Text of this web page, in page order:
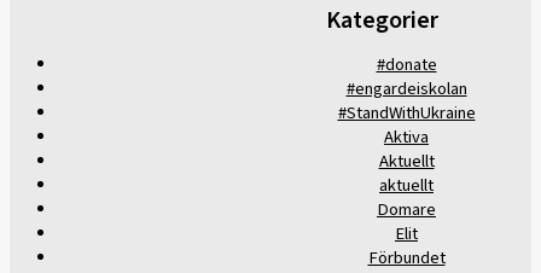
Kategorier
#donate
#engardeiskolan
#StandWithUkraine
Aktiva
Aktuellt
aktuellt
Domare
Elit
Förbundet